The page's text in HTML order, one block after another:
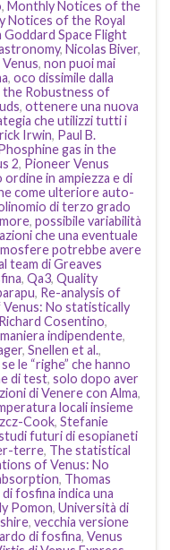
, Monthly Notices of the
Notices of the Royal
Goddard Space Flight
, Nicolas Biver,
, non puoi mai
, oco dissimile dalla
the Robustness of
, ottenere una nuova
che utilizzi tutti i
Irwin, Paul B.
gas in the
2, Pioneer Venus
in ampiezza e di
come ulteriore auto-
di terzo grado
, possibile variabilità
che una eventuale
potrebbe avere
team di Greaves
, Qa3, Quality
, Re-analysis of
No statistically
Richard Cosentino,
indipendente,
, Snellen et al.,
le “righe” che hanno
di test, solo dopo aver
di Venere con Alma,
locali insieme
Cook, Stefanie
futuri di esopianeti
terre, The statistical
of Venus: No
, Thomas
fosfina indica una
Pomon, Università di
, vecchia versione
di fosfina, Venus